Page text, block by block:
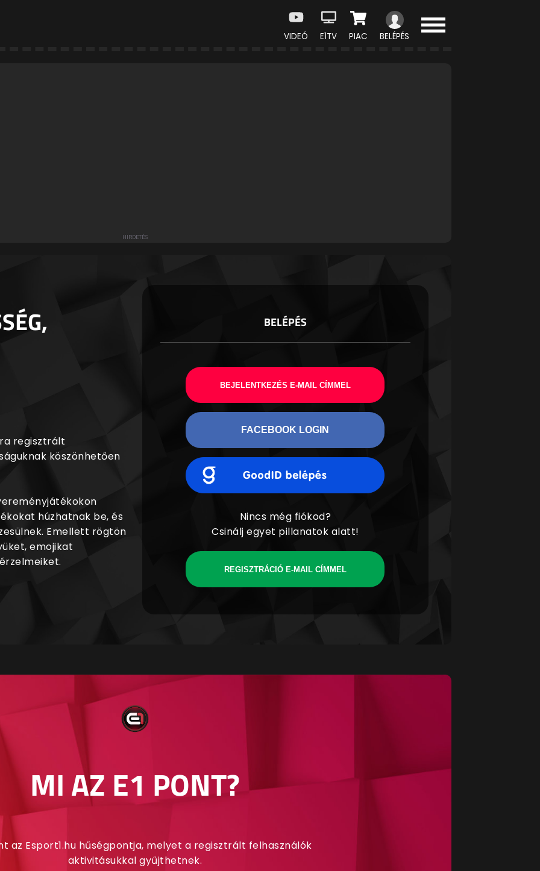
VIDEÓ E1TV PIAC BELÉPÉS
regisztrált
köszönhetően
húzhatnak be, és
Emellett rögtön
emojikat
BELÉPÉS
BEJELENTKEZÉS E-MAIL CÍMMEL
FACEBOOK LOGIN
Nincs még fiókod?
Csinálj egyet pillanatok alatt!
REGISZTRÁCIÓ E-MAIL CÍMMEL
MI AZ E1 PONT?
az Esport1.hu hűségpontja, melyet a regisztrált felhasználók
aktivitásukkal gyűjthetnek.